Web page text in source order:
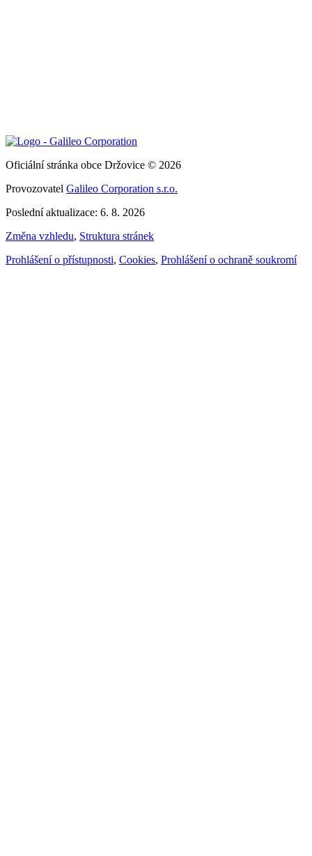
Oficiální stránka obce Držovice © 2026
Provozovatel Galileo Corporation s.r.o.
Poslední aktualizace: 6. 8. 2026
Změna vzhledu, Struktura stránek
Prohlášení o přístupnosti, Cookies, Prohlášení o ochraně soukromí